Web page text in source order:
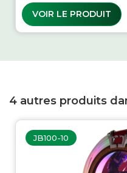
VOIR LE PRODUIT
4 autres produits
JB100-10